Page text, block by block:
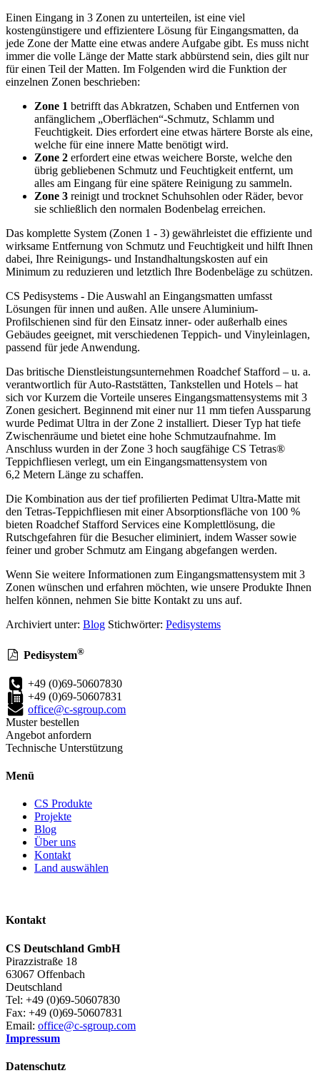
Einen Eingang in 3 Zonen zu unterteilen, ist eine viel
kostengünstigere und effizientere Lösung für Eingangsmatten, da
jede Zone der Matte eine etwas andere Aufgabe gibt. Es muss nicht
immer die volle Länge der Matte stark abbürstend sein, dies gilt nur
für einen Teil der Matten. Im Folgenden wird die Funktion der
einzelnen Zonen beschrieben:
Zone 1 betrifft das Abkratzen, Schaben und Entfernen von
anfänglichem „Oberflächen“-Schmutz, Schlamm und
Feuchtigkeit. Dies erfordert eine etwas härtere Borste als eine,
welche für eine innere Matte benötigt wird.
Zone 2 erfordert eine etwas weichere Borste, welche den
übrig gebliebenen Schmutz und Feuchtigkeit entfernt, um
alles am Eingang für eine spätere Reinigung zu sammeln.
Zone 3 reinigt und trocknet Schuhsohlen oder Räder, bevor
sie schließlich den normalen Bodenbelag erreichen.
Das komplette System (Zonen 1 - 3) gewährleistet die effiziente und
wirksame Entfernung von Schmutz und Feuchtigkeit und hilft Ihnen
dabei, Ihre Reinigungs- und Instandhaltungskosten auf ein
Minimum zu reduzieren und letztlich Ihre Bodenbeläge zu schützen.
CS Pedisystems - Die Auswahl an Eingangsmatten umfasst
Lösungen für innen und außen. Alle unsere Aluminium-
Profilschienen sind für den Einsatz inner- oder außerhalb eines
Gebäudes geeignet, mit verschiedenen Teppich- und Vinyleinlagen,
passend für jede Anwendung.
Das britische Dienstleistungsunternehmen Roadchef Stafford – u. a.
verantwortlich für Auto-Raststätten, Tankstellen und Hotels – hat
sich vor Kurzem die Vorteile unseres Eingangsmattensystems mit 3
Zonen gesichert. Beginnend mit einer nur 11 mm tiefen Aussparung
wurde Pedimat Ultra in der Zone 2 installiert. Dieser Typ hat tiefe
Zwischenräume und bietet eine hohe Schmutzaufnahme. Im
Anschluss wurden in der Zone 3 hoch saugfähige CS Tetras®
Teppichfliesen verlegt, um ein Eingangsmattensystem von
6,2 Metern Länge zu schaffen.
Die Kombination aus der tief profilierten Pedimat Ultra-Matte mit
den Tetras-Teppichfliesen mit einer Absorptionsfläche von 100 %
bieten Roadchef Stafford Services eine Komplettlösung, die
Rutschgefahren für die Besucher eliminiert, indem Wasser sowie
feiner und grober Schmutz am Eingang abgefangen werden.
Wenn Sie weitere Informationen zum Eingangsmattensystem mit 3
Zonen wünschen und erfahren möchten, wie unsere Produkte Ihnen
helfen können, nehmen Sie bitte Kontakt zu uns auf.
Archiviert unter: Blog Stichwörter: Pedisystems
Pedisystem®
+49 (0)69-50607830
+49 (0)69-50607831
office@c-sgroup.com
Muster bestellen
Angebot anfordern
Technische Unterstützung
Menü
CS Produkte
Projekte
Blog
Über uns
Kontakt
Land auswählen
Kontakt
CS Deutschland GmbH
Pirazzistraße 18
63067 Offenbach
Deutschland
Tel: +49 (0)69-50607830
Fax: +49 (0)69-50607831
Email: office@c-sgroup.com
Impressum
Datenschutz